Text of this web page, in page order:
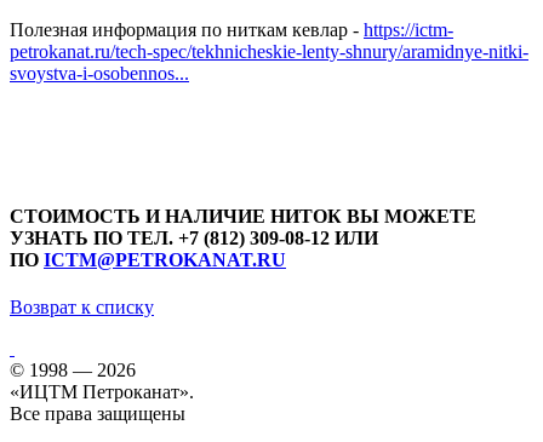
Полезная информация по ниткам кевлар - https://ictm-
petrokanat.ru/tech-spec/tekhnicheskie-lenty-shnury/aramidnye-nitki-
svoystva-i-osobennos...
СТОИМОСТЬ И НАЛИЧИЕ НИТОК ВЫ МОЖЕТЕ
УЗНАТЬ ПО ТЕЛ. +7 (812) 309-08-12 ИЛИ
ПО ICTM@PETROKANAT.RU
Возврат к списку
© 1998 — 2026
«ИЦТМ Петроканат».
Все права защищены